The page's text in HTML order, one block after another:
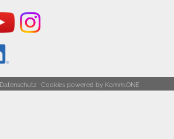
Datenschutz Cookies powered by Komm.ONE